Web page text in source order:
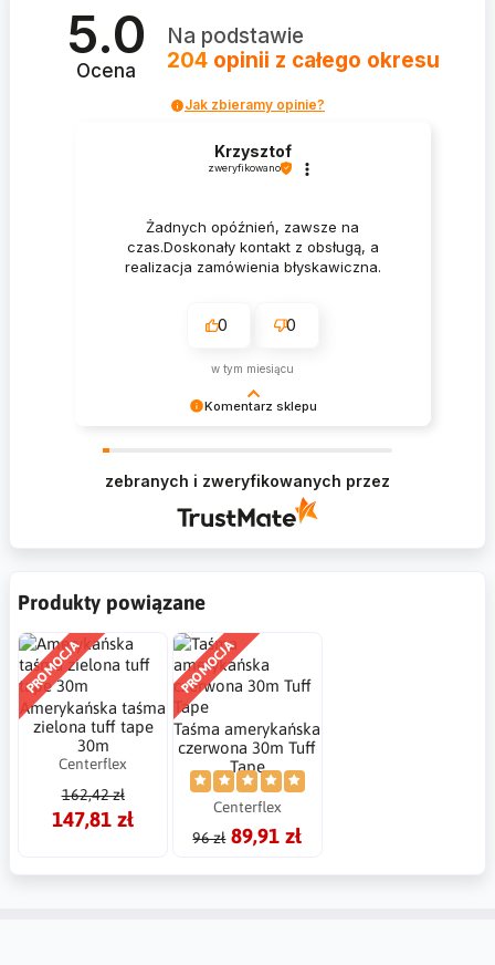
5.0
Ocena
Na podstawie
204 opinii z całego okresu
Jak zbieramy opinie?
Komentarz sklepu
Krzysztof
zweryfikowano
Żadnych opóźnień, zawsze na
czas.Doskonały kontakt z obsługą, a
realizacja zamówienia błyskawiczna.
0 0
w tym miesiącu
zebranych i zweryfikowanych przez
Produkty powiązane
PROMOCJA
Amerykańska taśma
zielona tuff tape
30m
Centerflex
162,42 zł
147,81 zł
PROMOCJA
Taśma amerykańska
czerwona 30m Tuff
Tape
Centerflex
96 zł 89,91 zł